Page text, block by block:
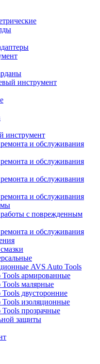
инструмент
инструмент
и обслуживания
и обслуживания
и обслуживания
и обслуживания
с поврежденным
и обслуживания
AVS Auto Tools
армированные
малярные
двусторонние
изоляционные
прозрачные
защиты